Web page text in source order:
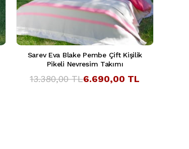
Sarev Eva Blake Pembe Çift Kişilik
Pikeli Nevresim Takımı
6.690,00 TL
13.380,00 TL